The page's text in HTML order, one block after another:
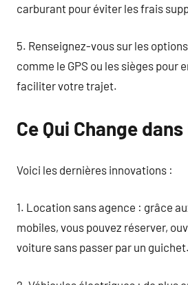
carburant pour éviter les frais
5. Renseignez-vous sur les
comme le GPS ou les sièges pour
faciliter votre trajet.
Ce Qui Change
Voici les dernières innovations :
1. Location sans agence : grâce
mobiles, vous pouvez réserver,
voiture sans passer par un guichet.